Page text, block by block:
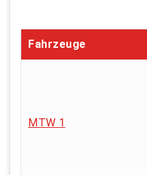
Fahrzeuge
MTW 1